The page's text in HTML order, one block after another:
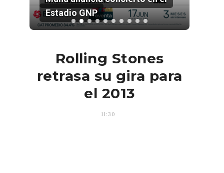
Estadio GNP
Rolling Stones
retrasa su gira para
el 2013
11:30